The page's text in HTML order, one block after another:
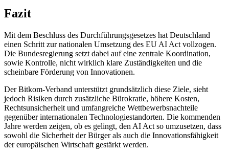
Fazit
Mit dem Beschluss des Durchführungsgesetzes hat Deutschland
einen Schritt zur nationalen Umsetzung des EU AI Act vollzogen.
Die Bundesregierung setzt dabei auf eine zentrale Koordination,
sowie Kontrolle, nicht wirklich klare Zuständigkeiten und die
scheinbare Förderung von Innovationen.
Der Bitkom-Verband unterstützt grundsätzlich diese Ziele, sieht
jedoch Risiken durch zusätzliche Bürokratie, höhere Kosten,
Rechtsunsicherheit und umfangreiche Wettbewerbsnachteile
gegenüber internationalen Technologiestandorten. Die kommenden
Jahre werden zeigen, ob es gelingt, den AI Act so umzusetzen, dass
sowohl die Sicherheit der Bürger als auch die Innovationsfähigkeit
der europäischen Wirtschaft gestärkt werden.